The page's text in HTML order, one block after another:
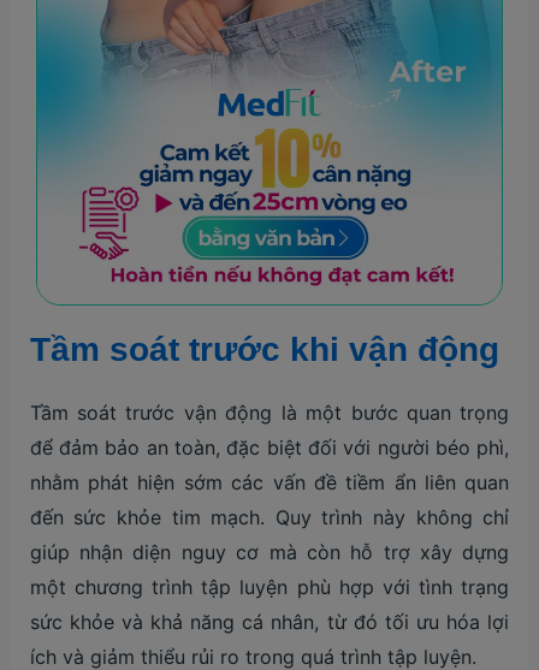
Tầm soát trước khi vận động
Tầm soát trước vận động là một bước quan trọng
để đảm bảo an toàn, đặc biệt đối với người béo phì,
nhằm phát hiện sớm các vấn đề tiềm ẩn liên quan
đến sức khỏe tim mạch. Quy trình này không chỉ
giúp nhận diện nguy cơ mà còn hỗ trợ xây dựng
một chương trình tập luyện phù hợp với tình trạng
sức khỏe và khả năng cá nhân, từ đó tối ưu hóa lợi
ích và giảm thiểu rủi ro trong quá trình tập luyện.